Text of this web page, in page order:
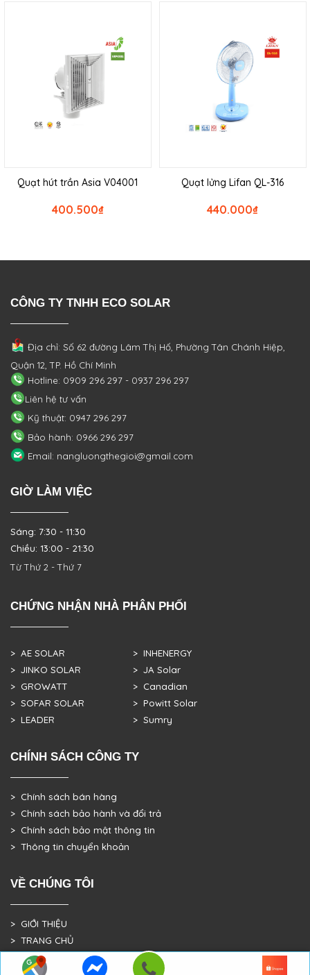
Quạt hút trần Asia V04001
₫
400.500
Quạt lửng Lifan QL-316
₫
440.000
CÔNG TY TNHH ECO SOLAR
Địa chỉ: Số 62 đường Lâm Thị Hố, PhườngTân Chánh Hiệp,
Quận 12, TP. Hồ Chí Minh
Hotline: 0909 296 297 - 0937 296 297
Liên hệ tư vấn
Kỹ thuật: 0947 296 297
Bảo hành: 0966 296 297
Email: nangluongthegioi@gmail.com
GIỜ LÀM VIỆC
Sáng: 7:30 - 11:30
Chiều: 13:00 - 21:30
Từ Thứ 2 - Thứ 7
CHỨNG NHẬN NHÀ PHÂN PHỐI
> AE SOLAR
> JINKO SOLAR
> GROWATT
> SOFAR SOLAR
> LEADER
> INHENERGY
> JA Solar
> Canadian
> Powitt Solar
> Sumry
CHÍNH SÁCH CÔNG TY
> Chính sách bán hàng
> Chính sách bảo hành và đổi trả
> Chính sách bảo mật thông tin
> Thông tin chuyển khoản
VỀ CHÚNG TÔI
> GIỚI THIỆU
> TRANG CHỦ
> DỰ ÁN THỰC TẾ